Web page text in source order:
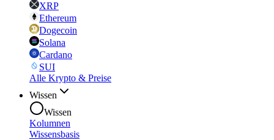
XRP
Ethereum
Dogecoin
Solana
Cardano
SUI
Alle Krypto & Preise
Wissen
Wissen
Kolumnen
Wissensbasis